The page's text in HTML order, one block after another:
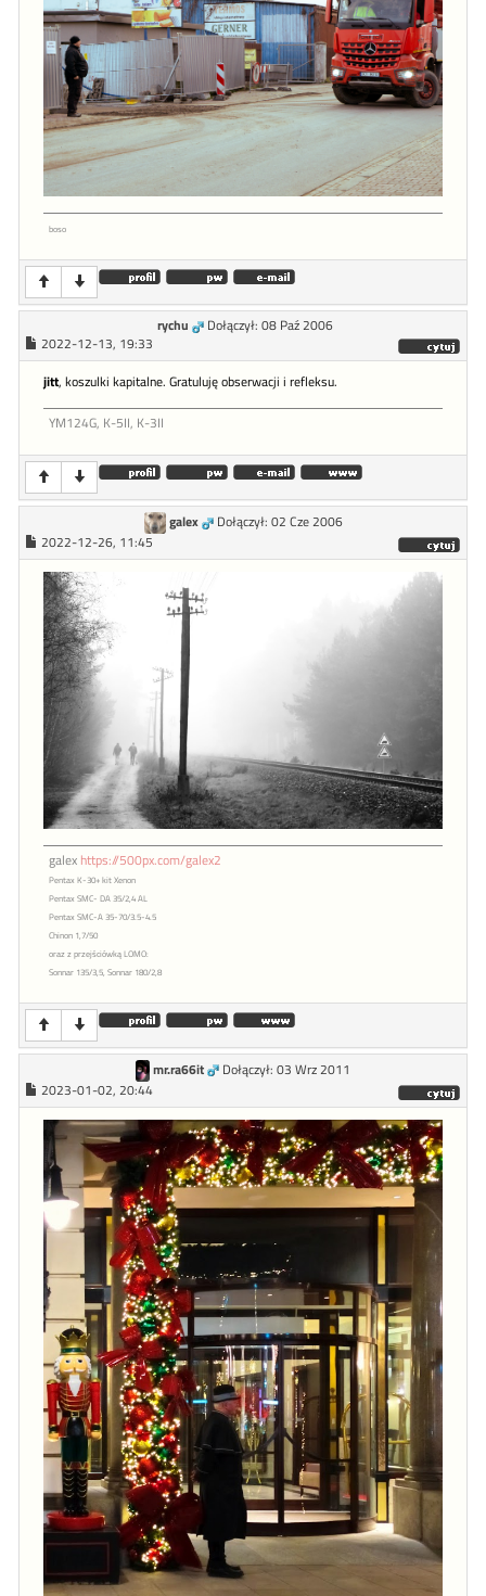
boso
rychu
Dołączył: 08 Paź 2006
2022-12-13, 19:33
jitt, koszulki kapitalne. Gratuluję obserwacji i refleksu.
YM124G, K-5II, K-3II
galex
Dołączył: 02 Cze 2006
2022-12-26, 11:45
galex https://500px.com/galex2
Pentax K-30+ kit Xenon
Pentax SMC- DA 35/2,4 AL
Pentax SMC-A 35-70/3.5-4.5
Chinon 1,7/50
oraz z przejściówką LOMO:
Sonnar 135/3,5, Sonnar 180/2,8
mr.ra66it
Dołączył: 03 Wrz 2011
2023-01-02, 20:44